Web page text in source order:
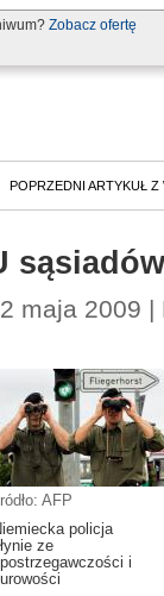
Zobacz ofertę
POPRZEDNI ARTYKUŁ Z
maja 2009 |
AFP
policja
ze
i